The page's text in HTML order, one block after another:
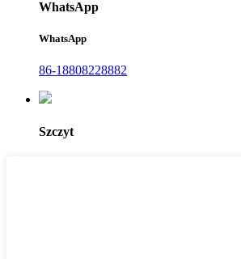
WhatsApp
WhatsApp
86-18808228882
Szczyt